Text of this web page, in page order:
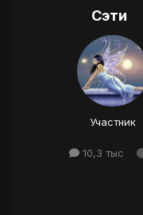
Сэти
Участник
10,3 тыс